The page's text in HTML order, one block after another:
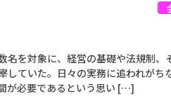
を対象に、経営の基礎や法規制、
ていた。日々の実務に追われがち
が必要であるという思い […]